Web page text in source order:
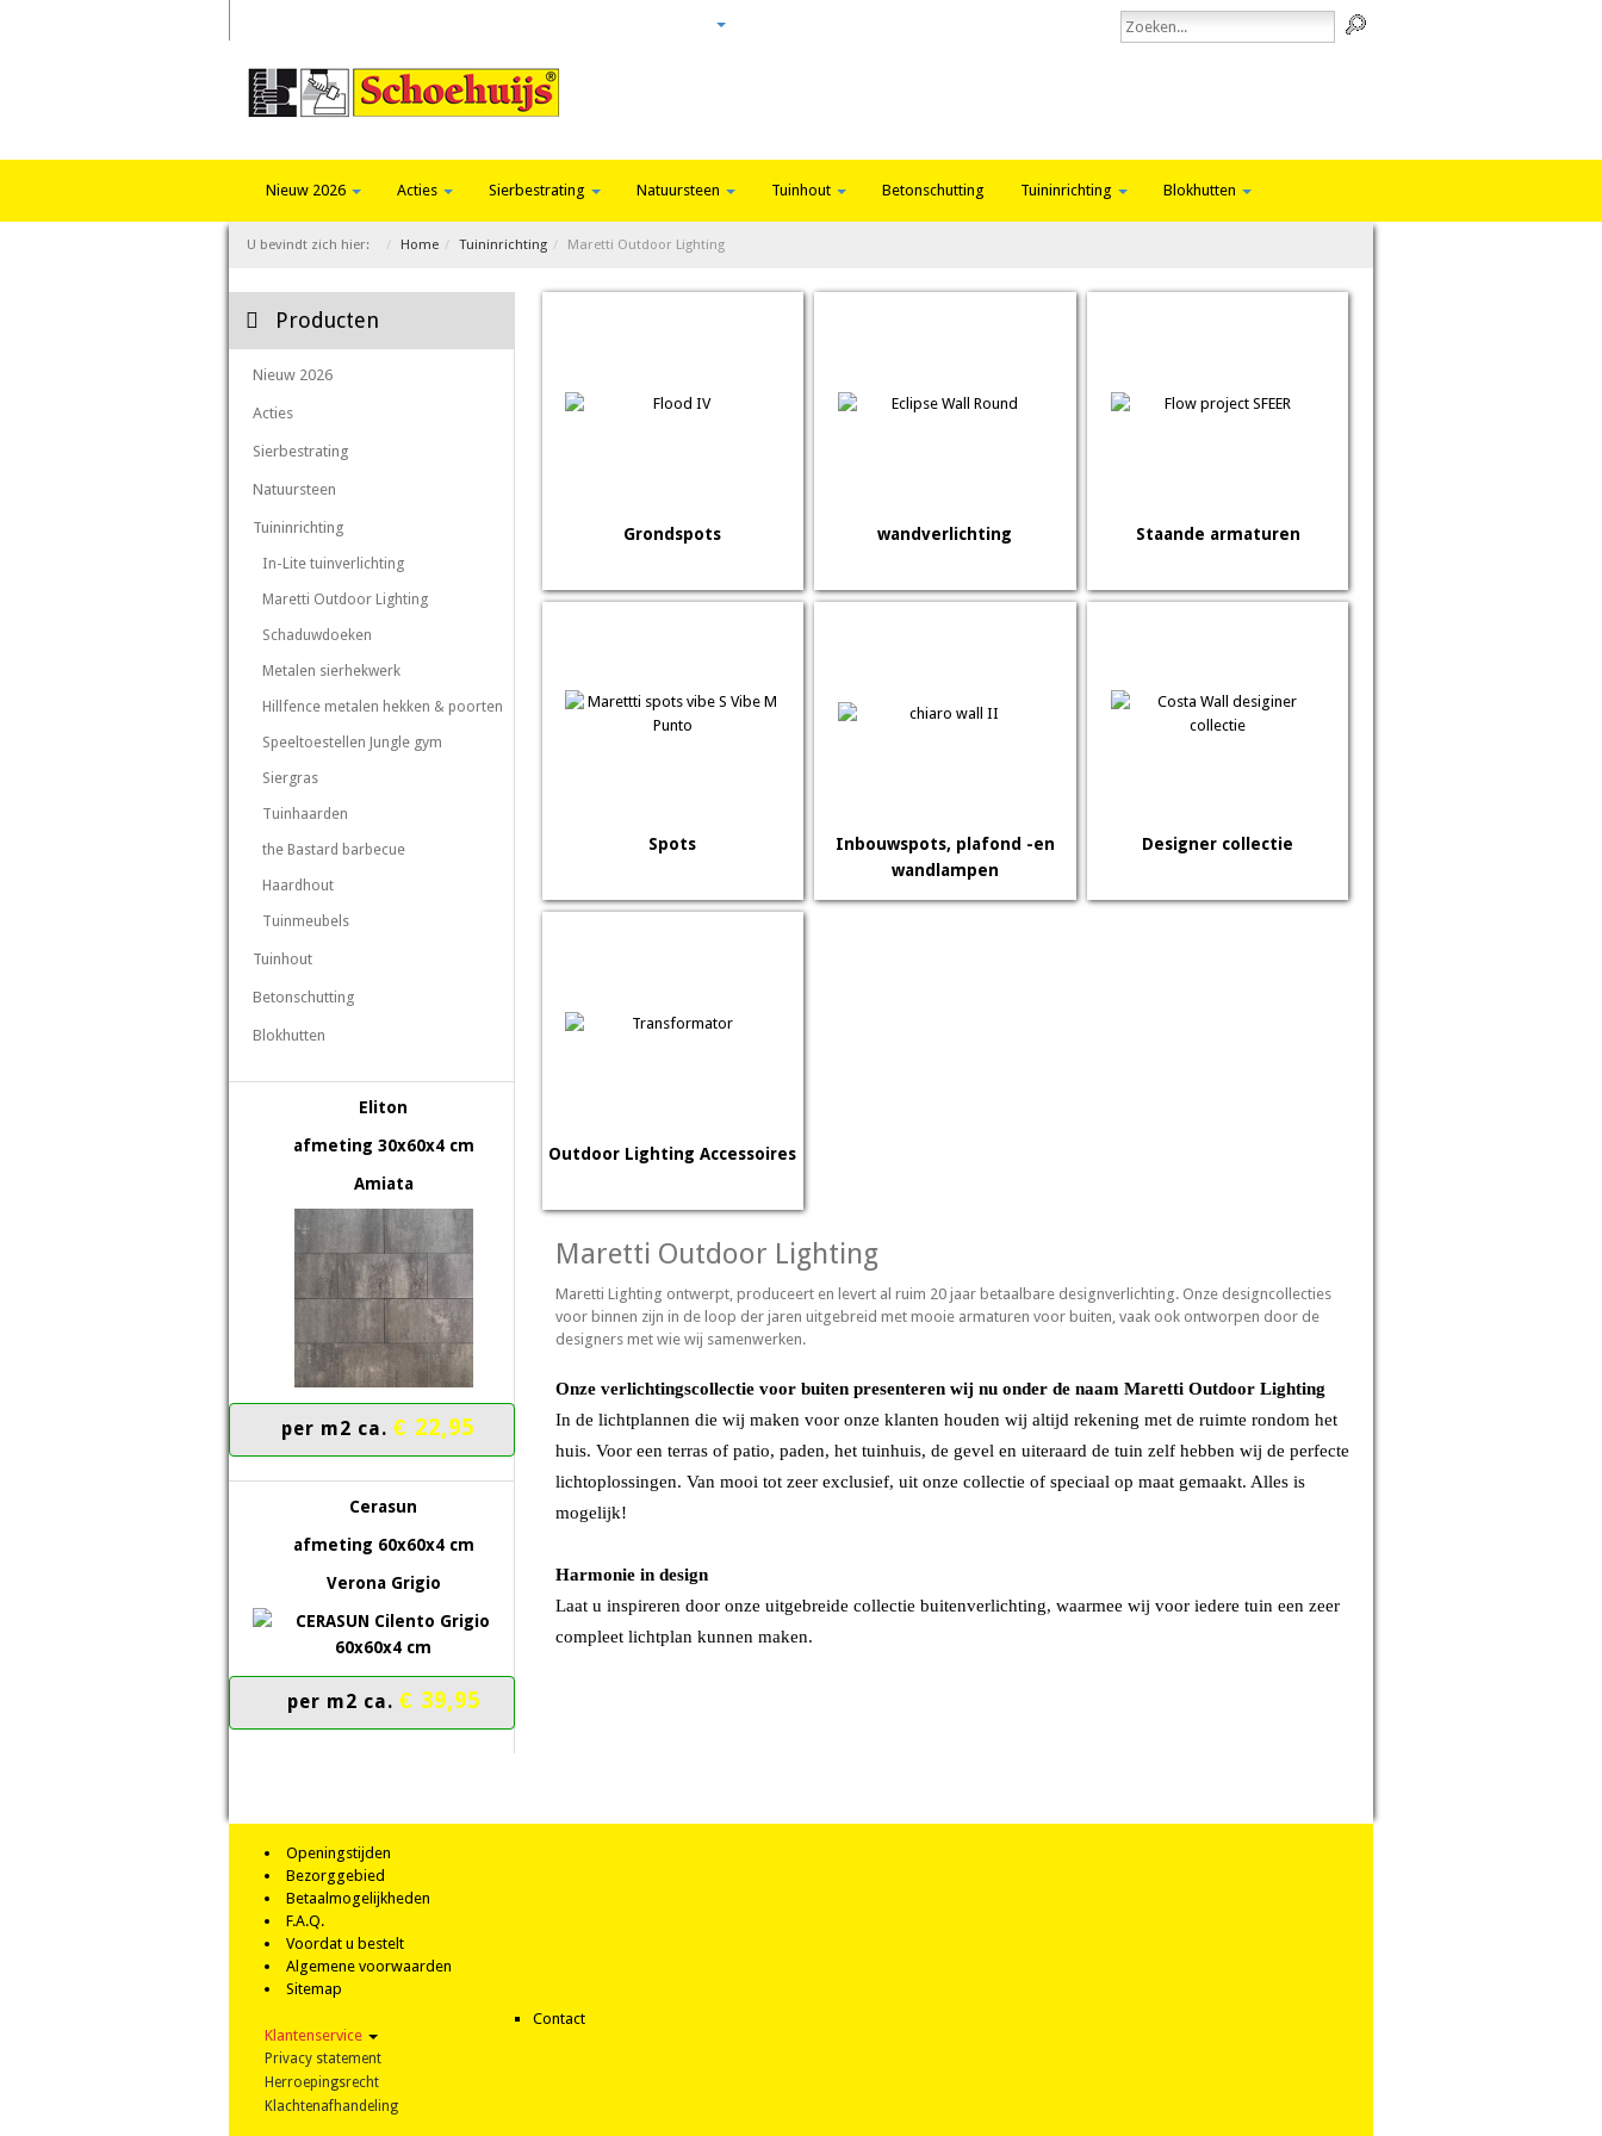
Nieuw 2026 Acties Sierbestrating Natuursteen Tuinhout Betonschutting Tuininrichting Blokhutten
U bevindt zich hier: Home Tuininrichting Maretti Outdoor Lighting
Producten
Nieuw 2026
Acties
Sierbestrating
Natuursteen
Tuininrichting
In-Lite tuinverlichting
Maretti Outdoor Lighting
Schaduwdoeken
Metalen sierhekwerk
Hillfence metalen hekken & poorten
Speeltoestellen Jungle gym
Siergras
Tuinhaarden
the Bastard barbecue
Haardhout
Tuinmeubels
Tuinhout
Betonschutting
Blokhutten
Eliton
afmeting 30x60x4 cm
Amiata
per m2 ca. € 22,95
Cerasun
afmeting 60x60x4 cm
Verona Grigio
per m2 ca. € 39,95
Grondspots wandverlichting Staande armaturen
Spots
Inbouwspots, plafond -en
wandlampen
Designer collectie
Outdoor Lighting Accessoires
Maretti Outdoor Lighting
Maretti Lighting ontwerpt, produceert en levert al ruim 20 jaar betaalbare designverlichting. Onze designcollecties
voor binnen zijn in de loop der jaren uitgebreid met mooie armaturen voor buiten, vaak ook ontworpen door de
designers met wie wij samenwerken.
Onze verlichtingscollectie voor buiten presenteren wij nu onder de naam Maretti Outdoor Lighting
In de lichtplannen die wij maken voor onze klanten houden wij altijd rekening met de ruimte rondom het
huis. Voor een terras of patio, paden, het tuinhuis, de gevel en uiteraard de tuin zelf hebben wij de perfecte
lichtoplossingen. Van mooi tot zeer exclusief, uit onze collectie of speciaal op maat gemaakt. Alles is
mogelijk!
Harmonie in design
Laat u inspireren door onze uitgebreide collectie buitenverlichting, waarmee wij voor iedere tuin een zeer
compleet lichtplan kunnen maken.
Openingstijden
Bezorggebied
Betaalmogelijkheden
F.A.Q.
Voordat u bestelt
Algemene voorwaarden
Sitemap
Klantenservice
Privacy statement
Herroepingsrecht
Klachtenafhandeling
Contact